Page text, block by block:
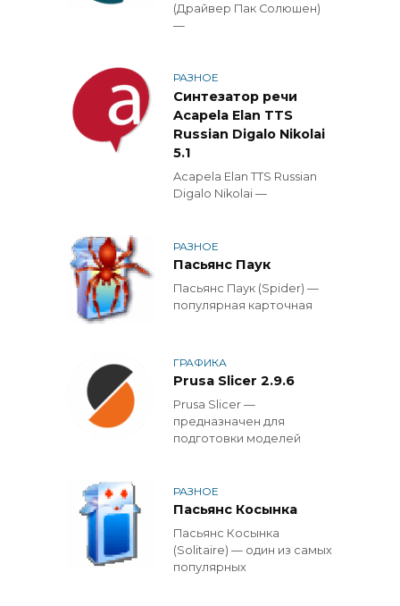
(Драйвер Пак Солюшен)
—
РАЗНОЕ
Синтезатор речи
Acapela Elan TTS
Russian Digalo Nikolai
5.1
Acapela Elan TTS Russian
Digalo Nikolai —
РАЗНОЕ
Пасьянс Паук
Пасьянс Паук (Spider) —
популярная карточная
ГРАФИКА
Prusa Slicer 2.9.6
Prusa Slicer —
предназначен для
подготовки моделей
РАЗНОЕ
Пасьянс Косынка
Пасьянс Косынка
(Solitaire) — один из самых
популярных